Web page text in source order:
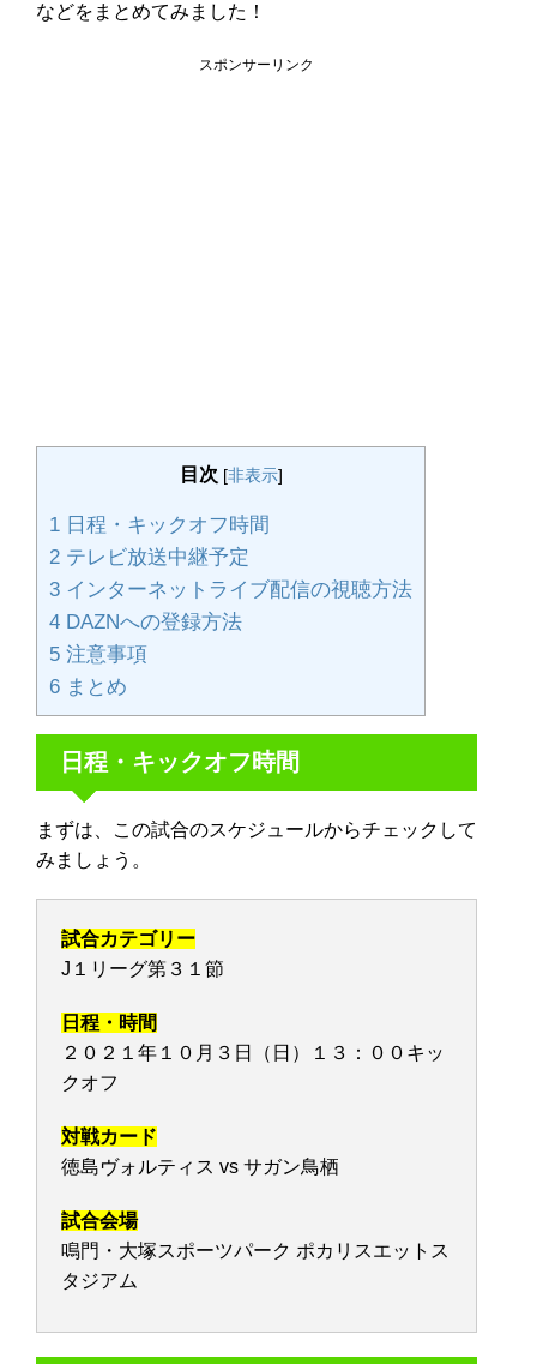
などをまとめてみました！
スポンサーリンク
目次 [非表示]
1 日程・キックオフ時間
2 テレビ放送中継予定
3 インターネットライブ配信の視聴方法
4 DAZNへの登録方法
5 注意事項
6 まとめ
日程・キックオフ時間
まずは、この試合のスケジュールからチェックして
みましょう。
試合カテゴリー
J１リーグ第３１節
日程・時間
２０２１年１０月３日（日）１３：００キッ
クオフ
対戦カード
徳島ヴォルティス vs サガン鳥栖
試合会場
鳴門・大塚スポーツパーク ポカリスエットス
タジアム